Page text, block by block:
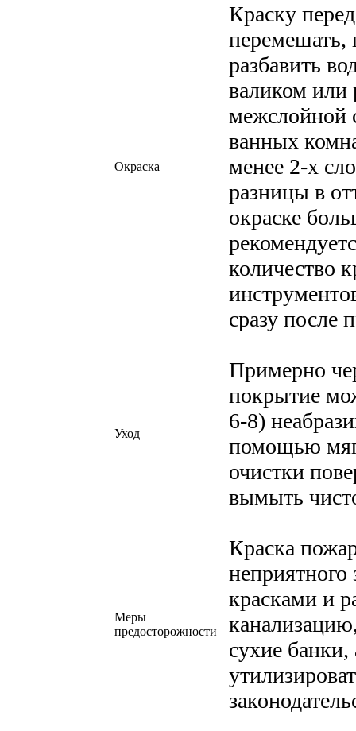
Окраска
Краску
перемешать,
разбавить
валиком или
межслойной
ванных
менее 2-х
разницы в
окраске
количество
сразу после
Уход
Примерно
покрытие
6-8)
помощью
очистки
вымыть
Меры
предосторожности
Краска
красками и
сухие банки,